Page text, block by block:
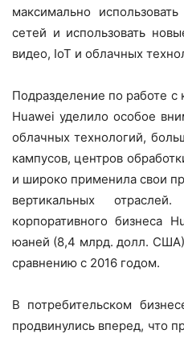
максимально
сетей и использовать
видео, IoT и облачных
Подразделение по работе
Huawei уделило особое
облачных технологий,
кампусов, центров
и широко применила свои
вертикальных
корпоративного бизнеса
юаней (8,4 млрд. долл.
сравнению с 2016 годом.
В потребительском
продвинулись вперед, что